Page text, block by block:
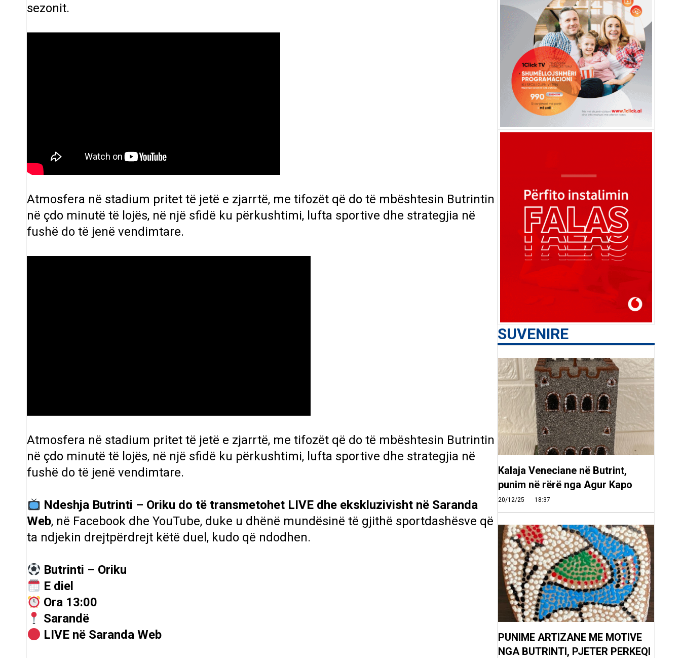
sezonit.
Atmosfera në stadium pritet të jetë e zjarrtë, me tifozët që do të mbështesin Butrintin
në çdo minutë të lojës, në një sfidë ku përkushtimi, lufta sportive dhe strategjia në
fushë do të jenë vendimtare.
Atmosfera në stadium pritet të jetë e zjarrtë, me tifozët që do të mbështesin Butrintin
në çdo minutë të lojës, në një sfidë ku përkushtimi, lufta sportive dhe strategjia në
fushë do të jenë vendimtare.
Ndeshja Butrinti – Oriku do të transmetohet LIVE dhe ekskluzivisht në Saranda
Web, në Facebook dhe YouTube, duke u dhënë mundësinë të gjithë sportdashësve që
ta ndjekin drejtpërdrejt këtë duel, kudo që ndodhen.
Butrinti – Oriku
E diel
Ora 13:00
Sarandë
LIVE në Saranda Web
SUVENIRE
Kalaja Veneciane në Butrint,
punim në rërë nga Agur Kapo
20/12/25 18:37
PUNIME ARTIZANE ME MOTIVE
NGA BUTRINTI, PJETER PERKEQI